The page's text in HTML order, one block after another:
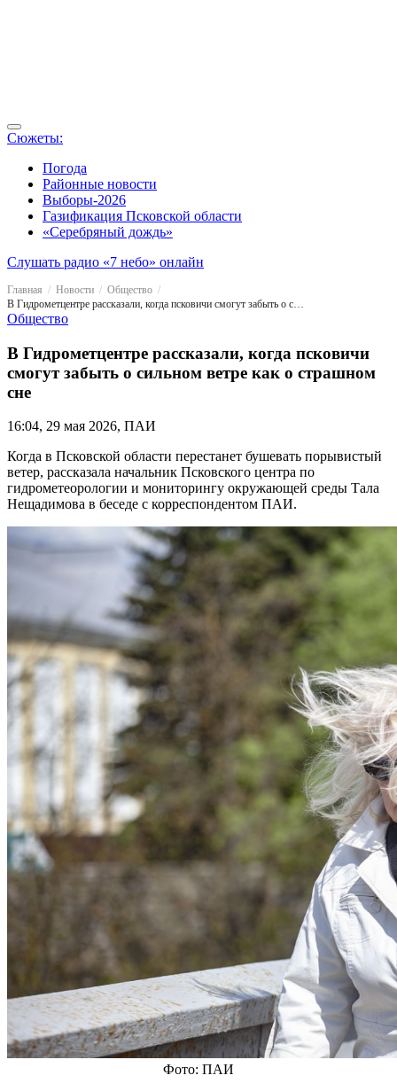
Сюжеты:
Погода
Районные новости
Выборы-2026
Газификация Псковской области
«Серебряный дождь»
Слушать радио «7 небо» онлайн
Главная Новости
Общество
В Гидрометцентре рассказали, когда псковичи смогут забыть о сильном ветре как о страшном сне
Общество
В Гидрометцентре рассказали, когда псковичи
смогут забыть о сильном ветре как о страшном
сне
16:04, 29 мая 2026, ПАИ
Когда в Псковской области перестанет бушевать порывистый
ветер, рассказала начальник Псковского центра по
гидрометеорологии и мониторингу окружающей среды Тала
Нещадимова в беседе с корреспондентом ПАИ.
Фото: ПАИ